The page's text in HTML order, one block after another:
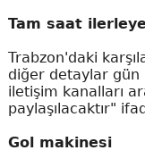
Tam saat
Trabzon'daki
diğer detaylar gün
iletişim kanalları
paylaşılacaktır"
Gol makinesi